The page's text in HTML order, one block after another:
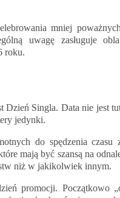
mniej
uwagę zasługuje
roku.
Dzień Singla. Data nie jest
jedynki.
do spędzenia
mają być szansą na
niż w jakikolwiek innym.
promocji. Początkowo